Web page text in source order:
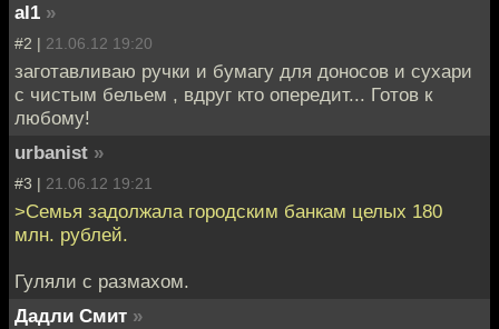
al1 »
#2 | 21.06.12 19:20
заготавливаю ручки и бумагу для доносов и сухари
с чистым бельем , вдруг кто опередит... Готов к
любому!
urbanist »
#3 | 21.06.12 19:21
>Семья задолжала городским банкам целых 180
млн. рублей.
Гуляли с размахом.
Дадли Смит »